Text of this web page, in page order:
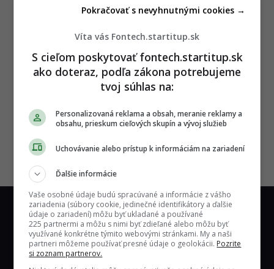
Víta vás Fontech.startitup.sk
S cieľom poskytovať fontech.startitup.sk
ako doteraz, podľa zákona potrebujeme
tvoj súhlas na:
Personalizovaná reklama a obsah, meranie reklamy a
obsahu, prieskum cieľových skupín a vývoj služieb
Uchovávanie alebo prístup k informáciám na zariadení
Ďalšie informácie
Vaše osobné údaje budú spracúvané a informácie z vášho
zariadenia (súbory cookie, jedinečné identifikátory a ďalšie
údaje o zariadení) môžu byť ukladané a používané
225 partnermi a môžu s nimi byť zdieľané alebo môžu byť
využívané konkrétne týmito webovými stránkami. My a naši
partneri môžeme používať presné údaje o geolokácii. Pozrite
si zoznam partnerov.
Pokračovať s nevyhnutnými cookies →